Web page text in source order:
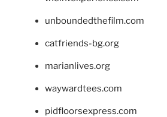
unboundedthefilm.com
catfriends-bg.org
marianlives.org
waywardtees.com
pidfloorsexpress.com